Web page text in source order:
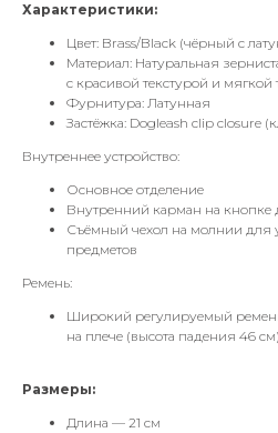
Характеристики:
Цвет: Brass/Black (чёрный с
Материал: Натуральная
с красивой текстурой и мягкой
Фурнитура: Латунная
Застёжка: Dogleash clip closure
Внутреннее устройство:
Основное отделение
Внутренний карман на кнопке
Съёмный чехол на молнии для
предметов
Ремень:
Широкий регулируемый
на плече (высота падения 46 см)
Размеры:
Длина — 21 см